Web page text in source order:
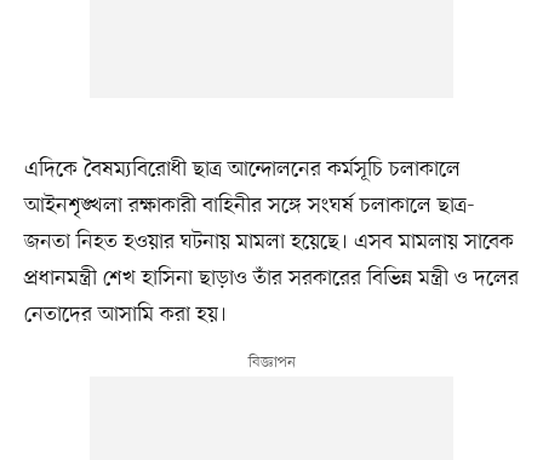
এদিকে বৈষম্যবিরোধী ছাত্র আন্দোলনের কর্মসূচি চলাকালে
আইনশৃঙ্খলা রক্ষাকারী বাহিনীর সঙ্গে সংঘর্ষ চলাকালে ছাত্র-
জনতা নিহত হওয়ার ঘটনায় মামলা হয়েছে। এসব মামলায় সাবেক
প্রধানমন্ত্রী শেখ হাসিনা ছাড়াও তাঁর সরকারের বিভিন্ন মন্ত্রী ও দলের
নেতাদের আসামি করা হয়।